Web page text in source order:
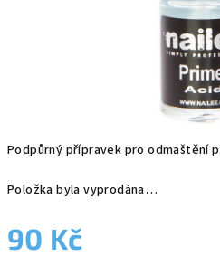
Podpůrný přípravek pro odmaštění
Položka byla vyprodána…
90 Kč